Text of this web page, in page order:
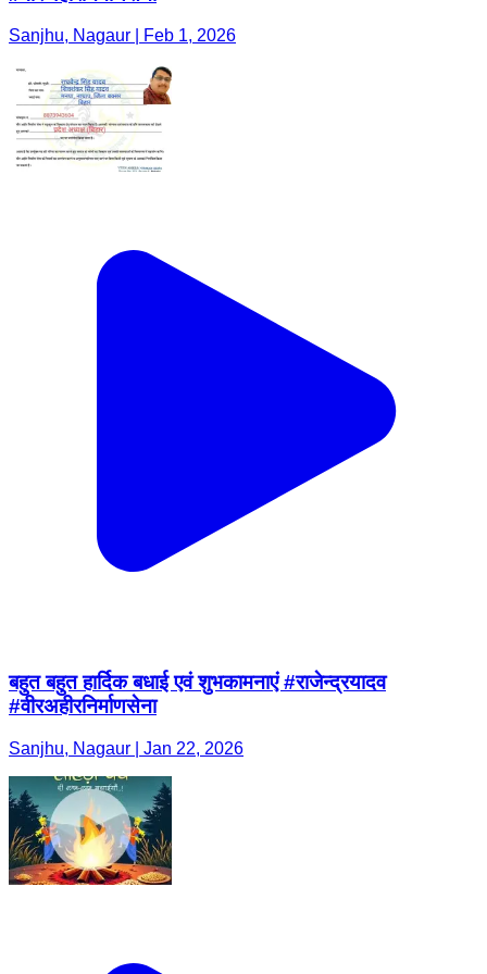
Sanjhu, Nagaur | Feb 1, 2026
बहुत बहुत हार्दिक बधाई एवं शुभकामनाएं #राजेन्द्रयादव
#वीरअहीरनिर्माणसेना
Sanjhu, Nagaur | Jan 22, 2026